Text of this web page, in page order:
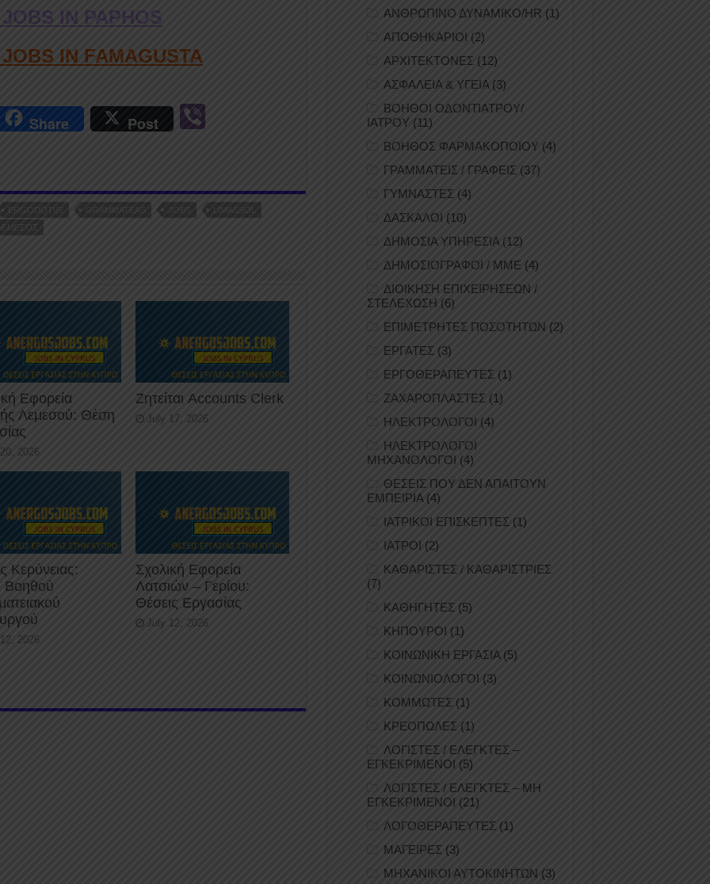
IN PAPHOS
IN FAMAGUSTA
Share Post
ERGODOTISI GRAMMATEAS JOBS
LIMASSOL
ΛΕΜΕΣΌΣ
Εφορεία
Λεμεσού: Θέση
2026
Ζητείται Accounts Clerk
July 17, 2026
Κερύνειας:
Βοηθού
2026
Σχολική Εφορεία
Λατσιών – Γερίου:
Θέσεις Εργασίας
July 12, 2026
ΑΝΘΡΩΠΙΝΟ ΔΥΝΑΜΙΚΟ/HR (1)
ΑΠΟΘΗΚΑΡΙΟΙ (2)
ΑΡΧΙΤΕΚΤΟΝΕΣ (12)
ΑΣΦΑΛΕΙΑ & ΥΓΕΙΑ (3)
ΒΟΗΘΟΙ ΟΔΟΝΤΙΑΤΡΟΥ/
ΙΑΤΡΟΥ(11)
ΒΟΗΘΟΣ ΦΑΡΜΑΚΟΠΟΙΟΥ (4)
ΓΡΑΜΜΑΤΕΙΣ / ΓΡΑΦΕΙΣ (37)
ΓΥΜΝΑΣΤΕΣ (4)
ΔΑΣΚΑΛΟΙ (10)
ΔΗΜΟΣΙΑ ΥΠΗΡΕΣΙΑ (12)
ΔΗΜΟΣΙΟΓΡΑΦΟΙ / ΜΜΕ (4)
ΔΙΟΙΚΗΣΗ ΕΠΙΧΕΙΡΗΣΕΩΝ /
ΣΤΕΛΕΧΩΣΗ (6)
ΕΠΙΜΕΤΡΗΤΕΣ ΠΟΣΟΤΗΤΩΝ (2)
ΕΡΓΑΤΕΣ (3)
ΕΡΓΟΘΕΡΑΠΕΥΤΕΣ (1)
ΖΑΧΑΡΟΠΛΑΣΤΕΣ (1)
ΗΛΕΚΤΡΟΛΟΓΟΙ (4)
ΗΛΕΚΤΡΟΛΟΓΟΙ
ΜΗΧΑΝΟΛΟΓΟΙ (4)
ΘΕΣΕΙΣ ΠΟΥ ΔΕΝ ΑΠΑΙΤΟΥΝ
ΕΜΠΕΙΡΙΑ(4)
ΙΑΤΡΙΚΟΙ ΕΠΙΣΚΕΠΤΕΣ (1)
ΙΑΤΡΟΙ (2)
ΚΑΘΑΡΙΣΤΕΣ / ΚΑΘΑΡΙΣΤΡΙΕΣ
(7)
ΚΑΘΗΓΗΤΕΣ (5)
ΚΗΠΟΥΡΟΙ (1)
ΚΟΙΝΩΝΙΚΗ ΕΡΓΑΣΙΑ(5)
ΚΟΙΝΩΝΙΟΛΟΓΟΙ (3)
ΚΟΜΜΩΤΕΣ (1)
ΚΡΕΟΠΩΛΕΣ (1)
ΛΟΓΙΣΤΕΣ / ΕΛΕΓΚΤΕΣ –
ΕΓΚΕΚΡΙΜΕΝΟΙ (5)
ΛΟΓΙΣΤΕΣ / ΕΛΕΓΚΤΕΣ – ΜΗ
ΕΓΚΕΚΡΙΜΕΝΟΙ (21)
ΛΟΓΟΘΕΡΑΠΕΥΤΕΣ (1)
ΜΑΓΕΙΡΕΣ (3)
ΜΗΧΑΝΙΚΟΙ ΑΥΤΟΚΙΝΗΤΩΝ (3)